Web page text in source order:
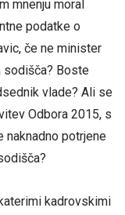
mnenju moral
podatke o
če ne minister
sodišča? Boste
vlade? Ali se
Odbora 2015, s
naknadno potrjene
kadrovskimi